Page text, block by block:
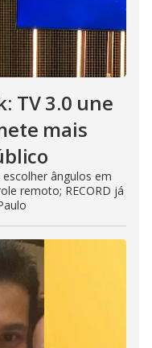
TV 3.0 une
mais
ângulos em
remoto; RECORD já